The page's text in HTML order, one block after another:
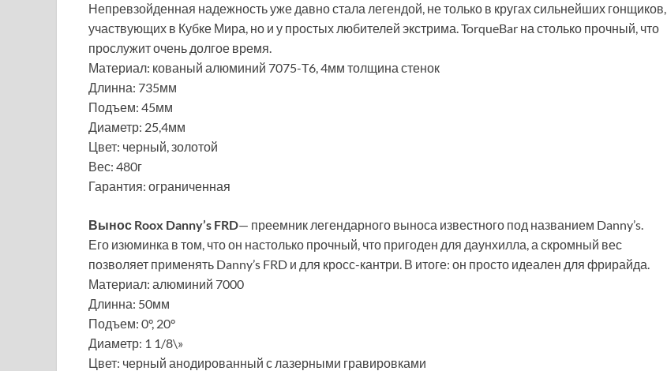
Непревзойденная надежность уже давно стала легендой, не только в кругах сильнейших гонщиков,
участвующих в Кубке Мира, но и у простых любителей экстрима. TorqueBar на столько прочный, что
прослужит очень долгое время.
Материал: кованый алюминий 7075-T6, 4мм толщина стенок
Длинна: 735мм
Подъем: 45мм
Диаметр: 25,4мм
Цвет: черный, золотой
Вес: 480г
Гарантия: ограниченная
Вынос Roox Danny’s FRD— преемник легендарного выноса известного под названием Danny’s.
Его изюминка в том, что он настолько прочный, что пригоден для даунхилла, а скромный вес
позволяет применять Danny’s FRD и для кросс-кантри. В итоге: он просто идеален для фрирайда.
Материал: алюминий 7000
Длинна: 50мм
Подъем: 0°, 20°
Диаметр: 1 1/8\»
Цвет: черный анодированный с лазерными гравировками